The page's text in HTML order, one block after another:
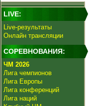
LIVE:
Live-результаты
Онлайн трансляции
СОРЕВНОВАНИЯ:
ЧМ 2026
Лига чемпионов
Лига Европы
Лига конференций
Лига наций